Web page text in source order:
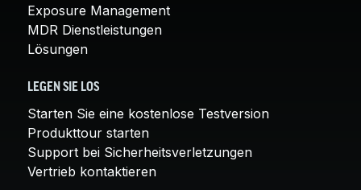
Exposure Management
MDR Dienstleistungen
Lösungen
LEGEN SIE LOS
Starten Sie eine kostenlose Testversion
Produkttour starten
Support bei Sicherheitsverletzungen
Vertrieb kontaktieren